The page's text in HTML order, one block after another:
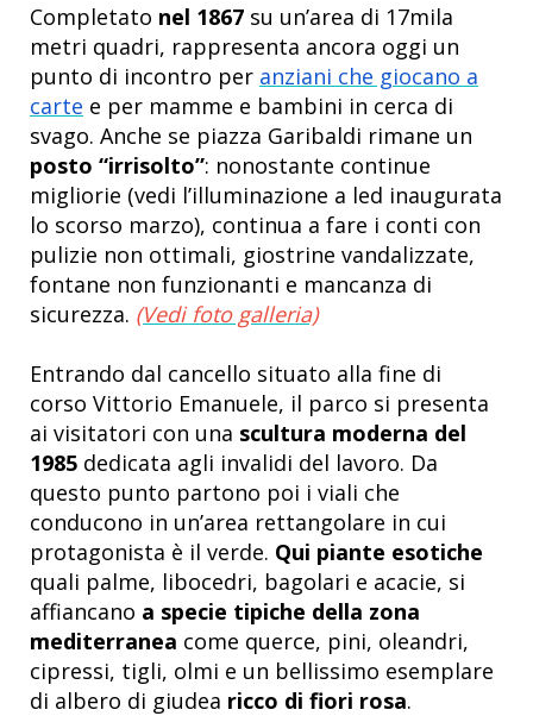
Completato nel 1867 su un’area di 17mila
metri quadri, rappresenta ancora oggi un
punto di incontro per anziani che giocano a
carte e per mamme e bambini in cerca di
svago. Anche se piazza Garibaldi rimane un
posto “irrisolto”: nonostante continue
migliorie (vedi l’illuminazione a led inaugurata
lo scorso marzo), continua a fare i conti con
pulizie non ottimali, giostrine vandalizzate,
fontane non funzionanti e mancanza di
sicurezza. (Vedi foto galleria)
Entrando dal cancello situato alla fine di
corso Vittorio Emanuele, il parco si presenta
ai visitatori con una scultura moderna del
1985 dedicata agli invalidi del lavoro. Da
questo punto partono poi i viali che
conducono in un’area rettangolare in cui
protagonista è il verde. Qui piante esotiche
quali palme, libocedri, bagolari e acacie, si
affiancano a specie tipiche della zona
mediterranea come querce, pini, oleandri,
cipressi, tigli, olmi e un bellissimo esemplare
di albero di giudea ricco di fiori rosa.